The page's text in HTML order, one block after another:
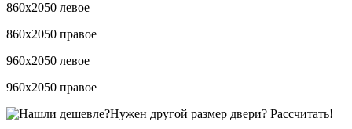
860х2050 левое
860х2050 правое
960х2050 левое
960х2050 правое
Нужен другой размер двери? Рассчитать!